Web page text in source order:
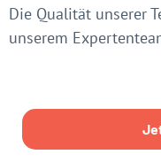
Die Qualität unserer
unserem